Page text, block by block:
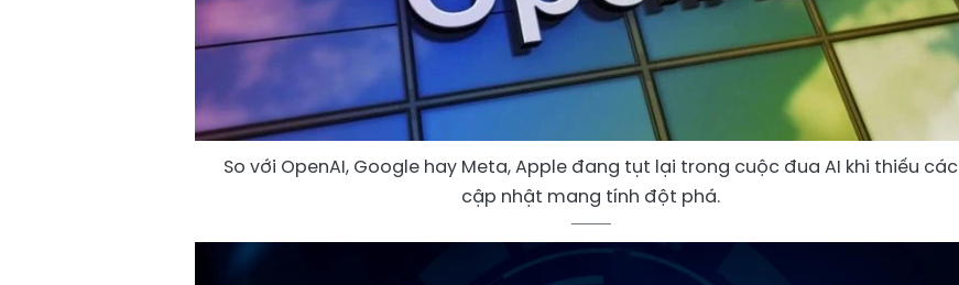
So với OpenAI, Google hay Meta, Apple đang tụt lại trong cuộc đua AI khi thiếu các
cập nhật mang tính đột phá.